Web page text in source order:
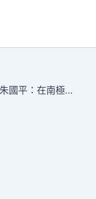
奮甜心寶貝專包養網進者｜朱國平：在南極冷風中尋覓生物樣本